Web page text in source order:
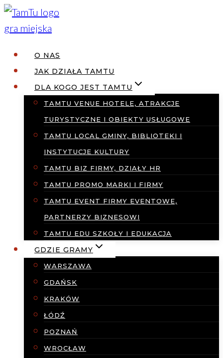
Przejdź
do
O NAS
JAK DZIAŁA TAMTU
DLA KOGO JEST TAMTU
TAMTU VENUE HOTELE, ATRAKCJE
TURYSTYCZNE I OBIEKTY USŁUGOWE
TAMTU LOCAL GMINY, BIBLIOTEKI I
INSTYTUCJE KULTURY
TAMTU BIZ FIRMY, DZIAŁY HR
TAMTU PROMO MARKI I FIRMY
TAMTU EVENT FIRMY EVENTOWE,
PARTNERZY BIZNESOWI
TAMTU EDU SZKOŁY I EDUKACJA
GDZIE GRAMY
WARSZAWA
GDAŃSK
KRAKÓW
ŁÓDŹ
POZNAŃ
WROCŁAW